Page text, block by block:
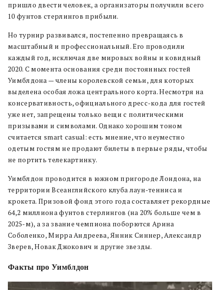
пришло двести человек, а организаторы получили всего
10 фунтов стерлингов прибыли.
Но турнир развивался, постепенно превращаясь в
масштабный и профессиональный. Его проводили
каждый год, исключая две мировых войны и ковидный
2020. С момента основания среди постоянных гостей
Уимблдона — члены королевской семьи, для которых
выделена особая ложа центрального корта. Несмотря на
консервативность, официального дресс-кода для гостей
уже нет, запрещены только вещи с политическими
призывами и символами. Однако хорошим тоном
считается smart casual: есть мнение, что неуместно
одетым гостям не продают билеты в первые ряды, чтобы
не портить телекартинку.
Уимблдон проводится в южном пригороде Лондона, на
территории Всеанглийского клуба лаун-тенниса и
крокета. Призовой фонд этого года составляет рекордные
64,2 миллиона фунтов стерлингов (на 20% больше чем в
2025-м), а за звание чемпиона поборются Арина
Соболенко, Мирра Андреева, Янник Синнер, Александр
Зверев, Новак Джокович и другие звезды.
Факты про Уимблдон